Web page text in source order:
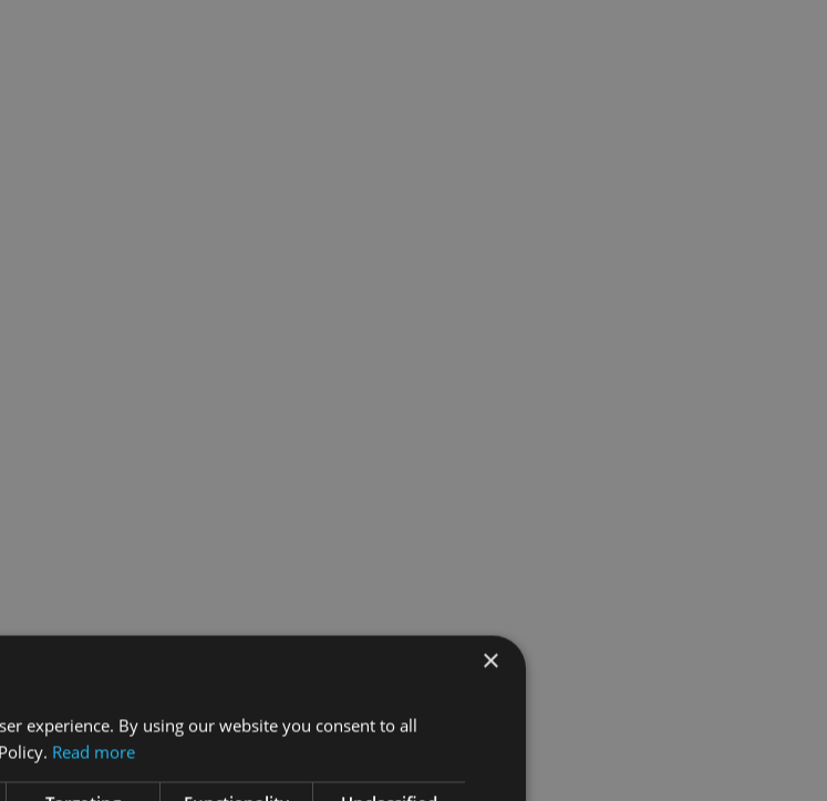
×
experience. By using our website you consent to all
Read more